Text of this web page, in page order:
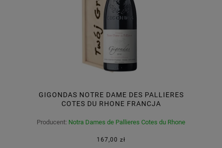
GIGONDAS NOTRE DAME DES PALLIERES
COTES DU RHONE FRANCJA
Producent: Notra Dames de Pallieres Cotes du Rhone
167,00 zł